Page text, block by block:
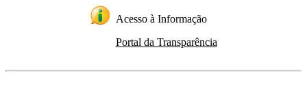
Acesso à Informação
Portal da Transparência